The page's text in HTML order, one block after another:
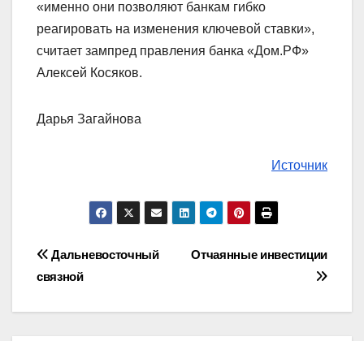
«именно они позволяют банкам гибко
реагировать на изменения ключевой ставки»,
считает зампред правления банка «Дом.РФ»
Алексей Косяков.
Дарья Загайнова
Источник
Навигация
Отчаянные инвестиции
Дальневосточный
связной